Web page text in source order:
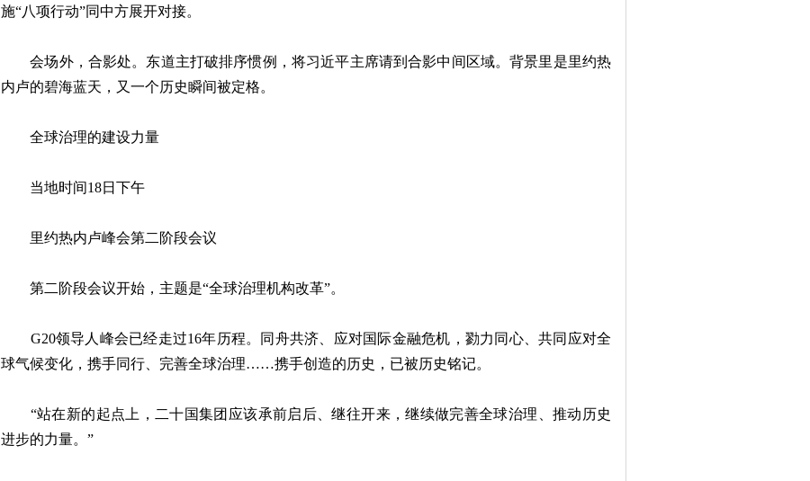
施“八项行动”同中方展开对接。
会场外，合影处。东道主打破排序惯例，将习近平主席请到合影中间区域。背景里是里约热
内卢的碧海蓝天，又一个历史瞬间被定格。
全球治理的建设力量
当地时间18日下午
里约热内卢峰会第二阶段会议
第二阶段会议开始，主题是“全球治理机构改革”。
G20领导人峰会已经走过16年历程。同舟共济、应对国际金融危机，勠力同心、共同应对全
球气候变化，携手同行、完善全球治理……携手创造的历史，已被历史铭记。
“站在新的起点上，二十国集团应该承前启后、继往开来，继续做完善全球治理、推动历史
进步的力量。”